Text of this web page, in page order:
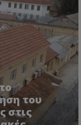
του
στις